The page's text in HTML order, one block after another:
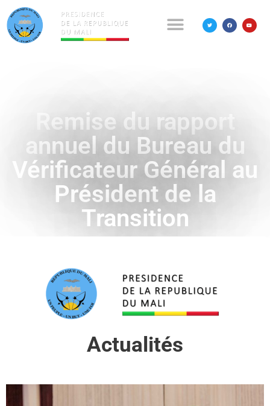
Remise du rapport
annuel du Bureau du
Vérificateur Général au
Président de la
Transition
Actualités